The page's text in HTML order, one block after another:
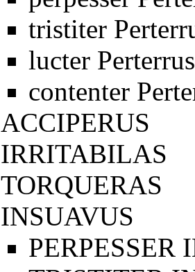
tristiter
lucter Perterrus
contenter
ACCIPERUS
IRRITABILAS
TORQUERAS
INSUAVUS
PERPESSER